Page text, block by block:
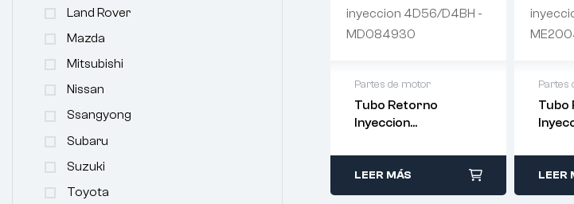
Partes de motor
Tubo Retorno
Inyeccion
MD084930
LEER MÁS
Partes
Tubo
LEER
Land Rover
Mazda
Mitsubishi
Nissan
Ssangyong
Subaru
Suzuki
Toyota